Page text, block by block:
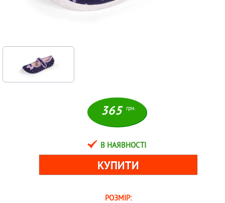
365 грн.
В НАЯВНОСТІ
РОЗМІР: